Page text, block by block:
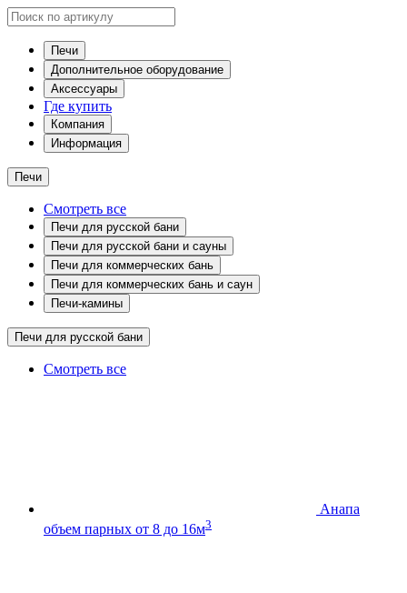
Печи
Дополнительное оборудование
Аксессуары
Где купить
Компания
Информация
Печи
Смотреть все
Печи для русской бани
Печи для русской бани и сауны
Печи для коммерческих бань
Печи для коммерческих бань и саун
Печи-камины
Печи для русской бани
Смотреть все
Анапа
объем парных от 8 до 16м3